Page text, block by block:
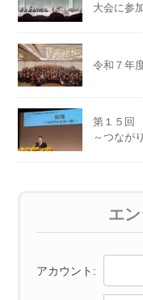
大会に参
令和７年
第１５回
～つなが
エ
アカウント: